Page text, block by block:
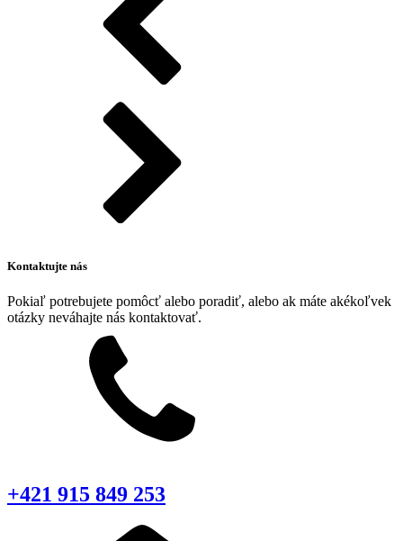
Kontaktujte nás
Pokiaľ potrebujete pomôcť alebo poradiť, alebo ak máte akékoľvek
otázky neváhajte nás kontaktovať.
+421 915 849 253